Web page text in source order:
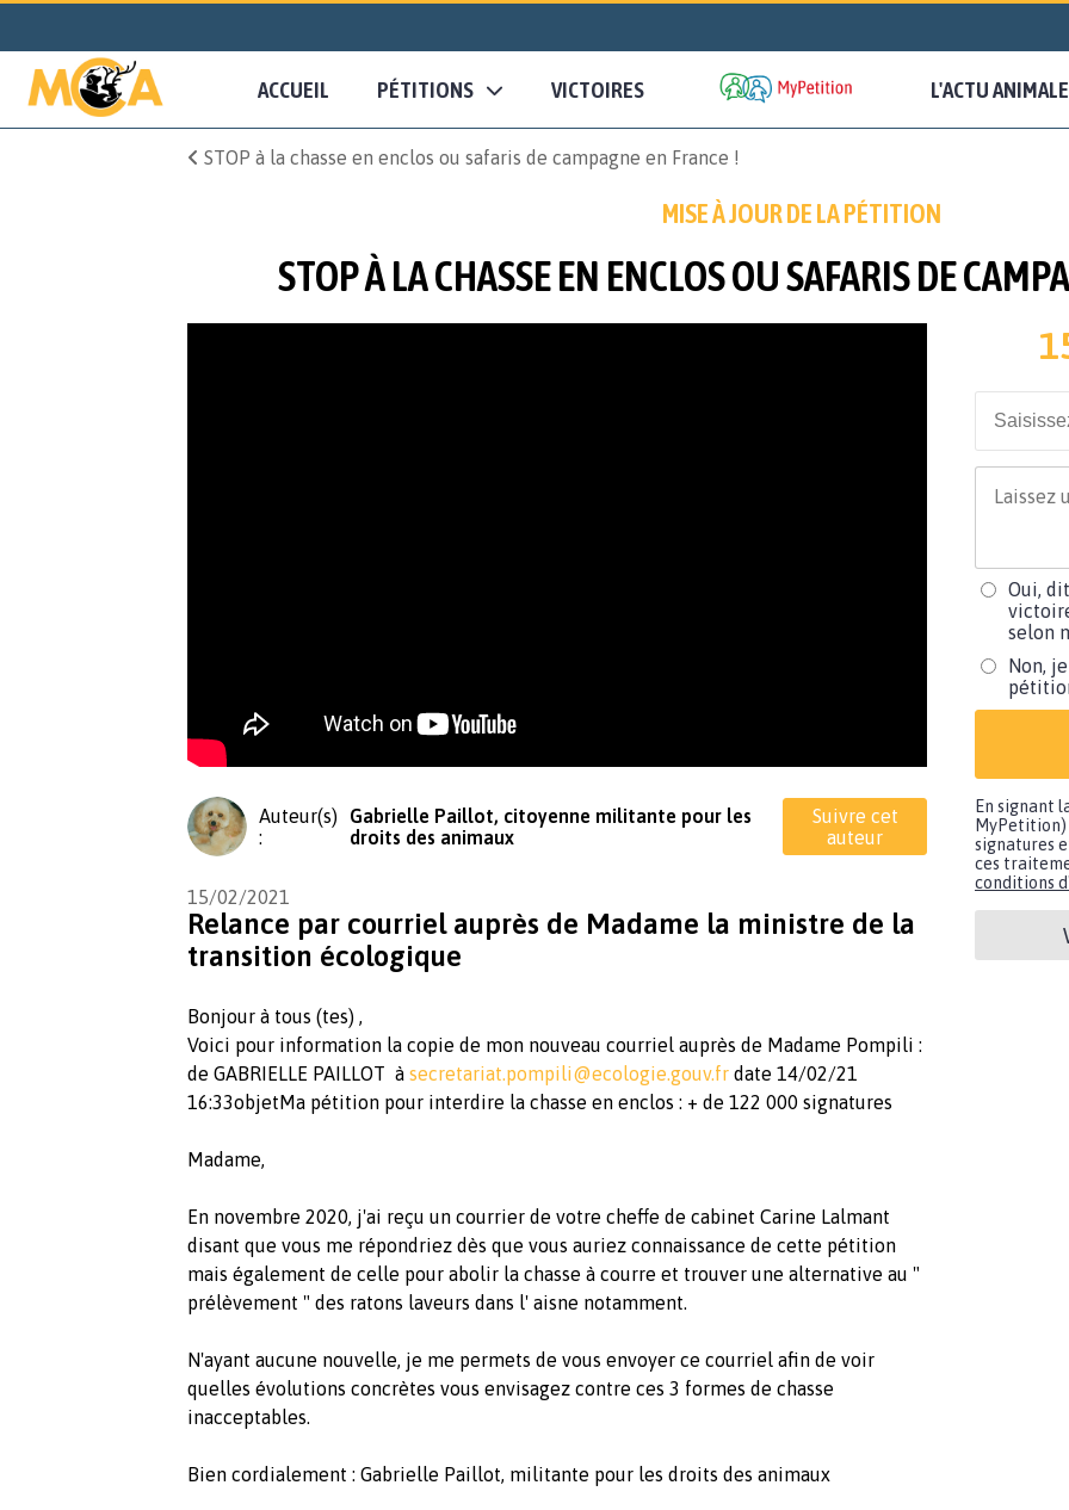
ACCUEIL PÉTITIONS VICTOIRES L'ACTU ANIMALE
STOP à la chasse en enclos ou safaris de campagne en France !
MISE À JOUR DE LA PÉTITION
STOP À LA CHASSE EN ENCLOS OU SAFARIS DE
Auteur(s)
:
Gabrielle Paillot, citoyenne militante pour les
droits des animaux
Suivre cet
auteur
15/02/2021
Relance par courriel auprès de Madame la ministre de la
transition écologique
Bonjour à tous (tes) ,
Voici pour information la copie de mon nouveau courriel auprès de Madame Pompili :
de GABRIELLE PAILLOT à secretariat.pompili@ecologie.gouv.fr date 14/02/21
16:33objetMa pétition pour interdire la chasse en enclos : + de 122 000 signatures
Madame,
En novembre 2020, j'ai reçu un courrier de votre cheffe de cabinet Carine Lalmant
disant que vous me répondriez dès que vous auriez connaissance de cette pétition
mais également de celle pour abolir la chasse à courre et trouver une alternative au "
prélèvement " des ratons laveurs dans l' aisne notamment.
N'ayant aucune nouvelle, je me permets de vous envoyer ce courriel afin de voir
quelles évolutions concrètes vous envisagez contre ces 3 formes de chasse
inacceptables.
Bien cordialement : Gabrielle Paillot, militante pour les droits des animaux
Oui,
selon
Non,
En signant
MyPetition)
signatures
ces
conditions